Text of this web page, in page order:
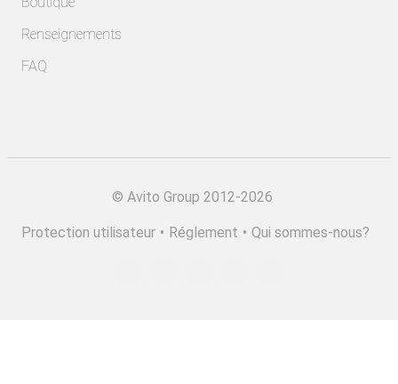
Renseignements
FAQ
© Avito Group 2012-2026
Protection utilisateur • Réglement • Qui sommes-nous?